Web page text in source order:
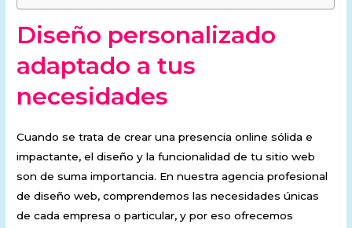
Diseño personalizado
adaptado a tus
necesidades
Cuando se trata de crear una presencia online sólida e
impactante, el diseño y la funcionalidad de tu sitio web
son de suma importancia. En nuestra agencia profesional
de diseño web, comprendemos las necesidades únicas
de cada empresa o particular, y por eso ofrecemos